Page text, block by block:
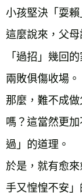
小孩堅決「耍賴
這麼說來，父
「過招」幾回
兩敗俱傷收場。
那麼，難不成
嗎？這當然更
過」的道理。
於是，就有愈
手又惶惶不安